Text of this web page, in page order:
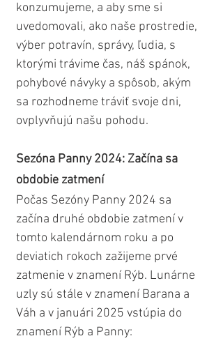
konzumujeme, a aby sme si
uvedomovali, ako naše prostredie,
výber potravín, správy, ľudia, s
ktorými trávime čas, náš spánok,
pohybové návyky a spôsob, akým
sa rozhodneme tráviť svoje dni,
ovplyvňujú našu pohodu.
Sezóna Panny 2024: Začína sa
obdobie zatmení
Počas Sezóny Panny 2024 sa
začína druhé obdobie zatmení v
tomto kalendárnom roku a po
deviatich rokoch zažijeme prvé
zatmenie v znamení Rýb. Lunárne
uzly sú stále v znamení Barana a
Váh a v januári 2025 vstúpia do
znamení Rýb a Panny: